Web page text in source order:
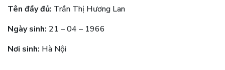
Tên đầy đủ: Trần Thị Hương Lan
Ngày sinh: 21 – 04 – 1966
Nơi sinh: Hà Nội